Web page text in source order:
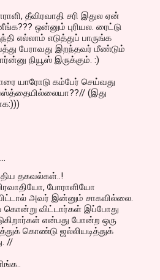
தீவிரவாதி சரி இதுல ஏன்
ஒன்னும் புரியல. ரைட்டு
எல்லாம் எடுத்துப் பாருங்க
பேராவது இறந்தவர் மீண்டும்
நியூஸ் இருக்கும். :)
யாரோடு கம்பேர் செய்வது
(இது
தகவல்கள்..!
போராளியோ
அவர் இன்னும் சாகவில்லை.
விட்டார்கள் இப்போது
என்பது போன்ற ஒரு
கொண்டு ஜல்லியடித்துக்
//